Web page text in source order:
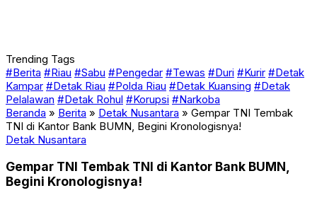
Trending Tags
#Berita #Riau #Sabu #Pengedar #Tewas #Duri #Kurir #Detak
Kampar #Detak Riau #Polda Riau #Detak Kuansing #Detak
Pelalawan #Detak Rohul #Korupsi #Narkoba
Beranda » Berita » Detak Nusantara » Gempar TNI Tembak
TNI di Kantor Bank BUMN, Begini Kronologisnya!
Detak Nusantara
Gempar TNI Tembak TNI di Kantor Bank BUMN,
Begini Kronologisnya!